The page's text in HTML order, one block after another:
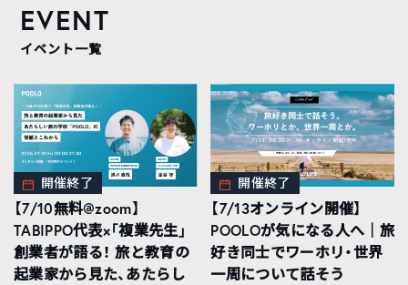
EVENT
イベント一覧
開催終了
【7/10無料@zoom】
TABIPPO代表×「複業先生」
創業者が語る！ 旅と教育の
起業家から見た、あたらし
開催終了
【7/13オンライン開催】
POOLOが気になる人へ｜旅
好き同士でワーホリ・世界
一周について話そう